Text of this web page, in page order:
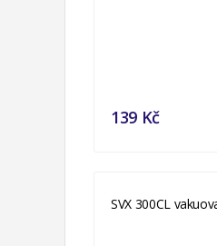
139 Kč
SVX 300CL